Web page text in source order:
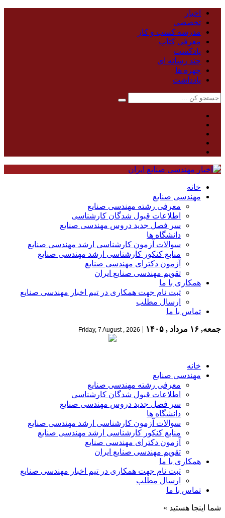
اخبار
تخصصی
مدرسه کسب و کار
معرفی کتاب
پادکست
چند رسانه ای
چهره ها
یادداشت
خانه
مهندسی صنایع
معرفی رشته مهندسی صنایع
اطلاعات قبول شدگان کارشناسی
سر فصل جدید دروس مهندسی صنایع
دانشگاه ها
سوالات آزمون کارشناسی ارشد مهندسی صنایع
منابع کنکور کارشناسی ارشد مهندسی صنایع
آزمون دکترای مهندسی صنایع
تقویم مهندسی صنایع ایران
همکاری با ما
ثبت نام جهت همکاری در تیم اخبار مهندسی صنایع
ارسال مطلب
تماس با ما
جمعه, ۱۶ مرداد , ۱۴۰۵ |
Friday, 7 August , 2026
خانه
مهندسی صنایع
معرفی رشته مهندسی صنایع
اطلاعات قبول شدگان کارشناسی
سر فصل جدید دروس مهندسی صنایع
دانشگاه ها
سوالات آزمون کارشناسی ارشد مهندسی صنایع
منابع کنکور کارشناسی ارشد مهندسی صنایع
آزمون دکترای مهندسی صنایع
تقویم مهندسی صنایع ایران
همکاری با ما
ثبت نام جهت همکاری در تیم اخبار مهندسی صنایع
ارسال مطلب
تماس با ما
شما اینجا هستید »